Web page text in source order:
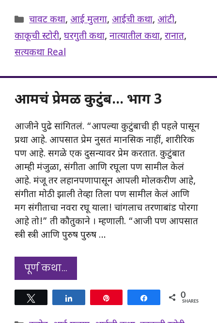
Categories
चावट कथा,आई मुलगा,आईची कथा,आंटी,
काकूची स्टोरी, घरगुती कथा, नात्यातील कथा, रानात,
सत्यकथा Real
आमचं प्रेमळ कुटुंब… भाग 3
आजीने पुढे सांगितलं. “आपल्या कुटुंबाची ही पहले पासून
प्रथा आहे. आपसात प्रेम नुसतं मानसिक नाहीं, शारीरिक
पण आहे. सगळे एक दुसन्यावर प्रेम करतात. कुटुंबात
आम्ही मंजुळा, संगीता आणि रघूला पण सामील केलं
आहे. मंजू तर लहानपणापासून आपली मोलकरीण आहे,
संगीता मोठी झाली तेव्हा तिला पण सामील केलं आणि
मग संगीताचा नवरा रघू याला! चांगलाच तरणाबांड पोरगा
आहे तो!” ती कौतुकाने । म्हणाली. “आजी पण आपसात
स्त्री स्त्री आणि पुरुष पुरुष …
पूर्ण कथा…
Share 0
SHARES